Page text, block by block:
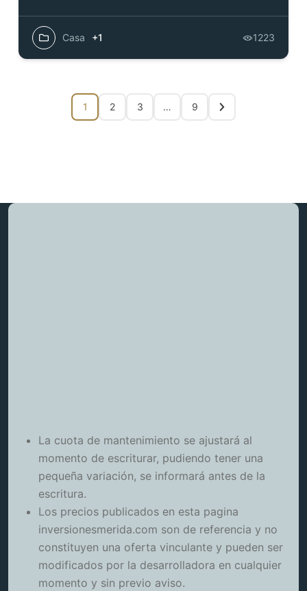
Casa +1 1223
1 2 3 … 9
La cuota de mantenimiento se ajustará al
momento de escriturar, pudiendo tener una
pequeña variación, se informará antes de la
escritura.
Los precios publicados en esta pagina
inversionesmerida.com son de referencia y no
constituyen una oferta vinculante y pueden ser
modificados por la desarrolladora en cualquier
momento y sin previo aviso.